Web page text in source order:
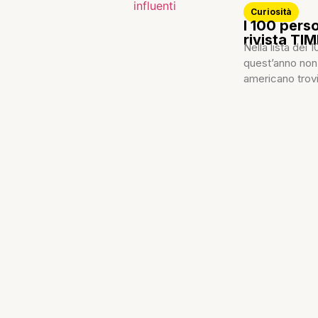
Curiosità
I 100
rivista
Nella lista dei
quest’anno
americano